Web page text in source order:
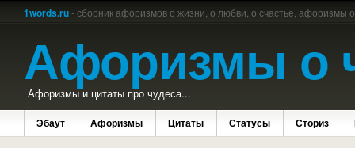
1words.ru- сборник афоризмов о жизни, о любви, о счастье,
Афоризмы о
Афоризмы и цитаты про чудеса...
Эбаут Афоризмы Цитаты Статусы Сториз